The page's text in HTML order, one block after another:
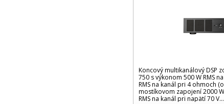
Koncový multikanálový DSP
750 s výkonom 500 W RMS
RMS na kanál pri 4 ohmoch
mostíkovom zapojení 2000
RMS na kanál pri napätí 70 V...